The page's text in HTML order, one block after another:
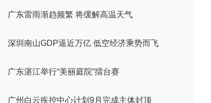
广东雷雨渐趋频繁 将缓解高温天气
深圳南山GDP逼近万亿 低空经济乘势而飞
广东湛江举行“美丽庭院”擂台赛
广州白云疾控中心计划9月完成主体封顶